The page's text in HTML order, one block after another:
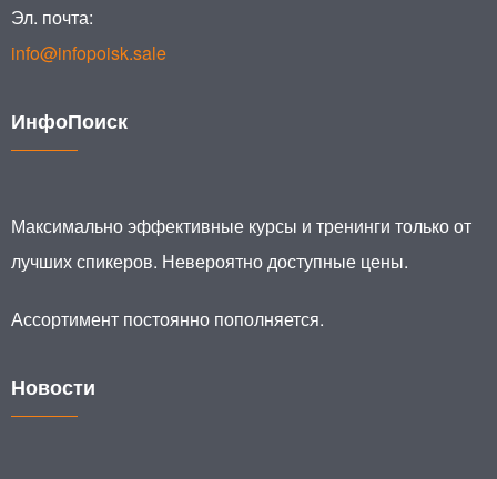
Эл. почта:
info@infopoisk.sale
ИнфоПоиск
Максимально эффективные курсы и тренинги только от
лучших спикеров. Невероятно доступные цены.
Ассортимент постоянно пополняется.
Новости